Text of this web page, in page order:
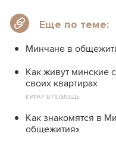
Еще по теме:
Минчане в
Как живут минские
своих квартирах
КУФАР В ПОМОЩЬ
Как знакомятся в
общежития»